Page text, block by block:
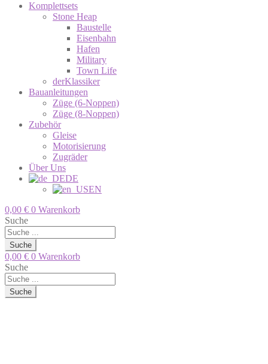
Komplettsets
Stone Heap
Baustelle
Eisenbahn
Hafen
Military
Town Life
derKlassiker
Bauanleitungen
Züge (6-Noppen)
Züge (8-Noppen)
Zubehör
Gleise
Motorisierung
Zugräder
Über Uns
DE
EN
0,00 € 0 Warenkorb
Suche
Suche
0,00 € 0 Warenkorb
Suche
Suche